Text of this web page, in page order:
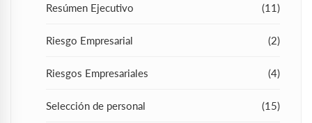
Resúmen Ejecutivo (11)
Riesgo Empresarial (2)
Riesgos Empresariales (4)
Selección de personal (15)